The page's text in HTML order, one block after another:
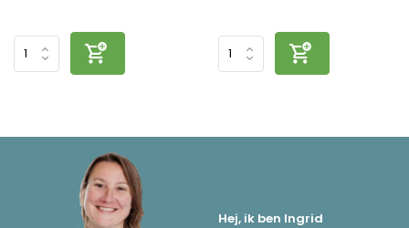
Hej, ik ben Ingrid